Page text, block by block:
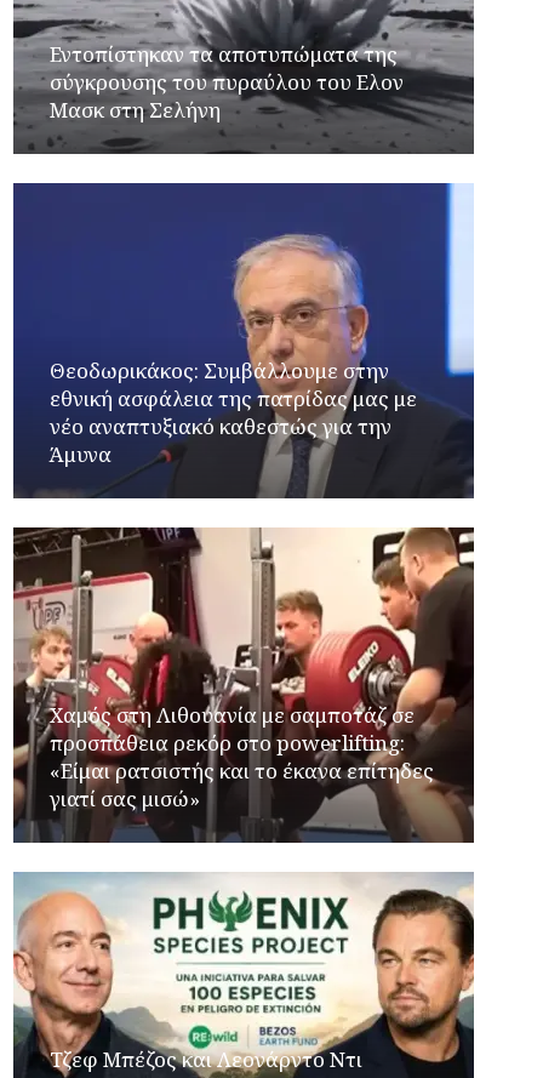
Εντοπίστηκαν τα αποτυπώματα της
σύγκρουσης του πυραύλου του Ελον
Μασκ στη Σελήνη
Θεοδωρικάκος: Συμβάλλουμε στην
εθνική ασφάλεια της πατρίδας μας με
νέο αναπτυξιακό καθεστώς για την
Άμυνα
Χαμός στη Λιθουανία με σαμποτάζ σε
προσπάθεια ρεκόρ στο powerlifting:
«Είμαι ρατσιστής και το έκανα επίτηδες
γιατί σας μισώ»
Τζεφ Μπέζος και Λεονάρντο Ντι